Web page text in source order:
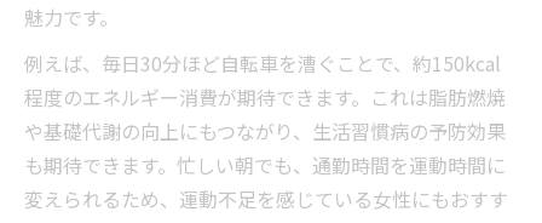
魅力です。
例えば、毎日30分ほど自転車を漕ぐことで、約150kcal
程度のエネルギー消費が期待できます。これは脂肪燃焼
や基礎代謝の向上にもつながり、生活習慣病の予防効果
も期待できます。忙しい朝でも、通勤時間を運動時間に
変えられるため、運動不足を感じている女性にもおすす